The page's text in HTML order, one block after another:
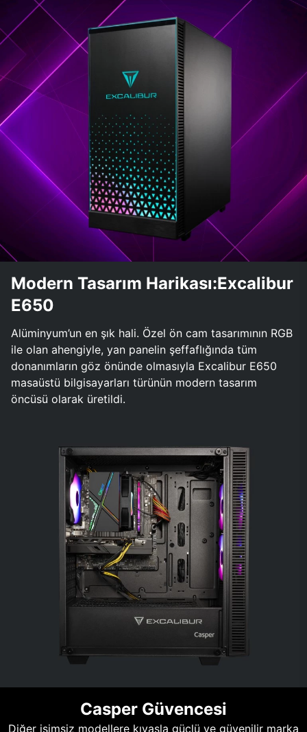
Modern Tasarım Harikası:Excalibur
E650
Alüminyum’un en şık hali. Özel ön cam tasarımının RGB
ile olan ahengiyle, yan panelin şeffaflığında tüm
donanımların göz önünde olmasıyla Excalibur E650
masaüstü bilgisayarları türünün modern tasarım
öncüsü olarak üretildi.
Casper Güvencesi
Diğer isimsiz modellere kıyasla güçlü ve güvenilir marka